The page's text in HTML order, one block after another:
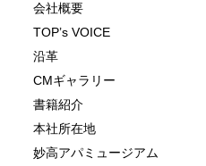
会社概要
TOP’s VOICE
沿革
CMギャラリー
書籍紹介
本社所在地
妙高アパミュージアム